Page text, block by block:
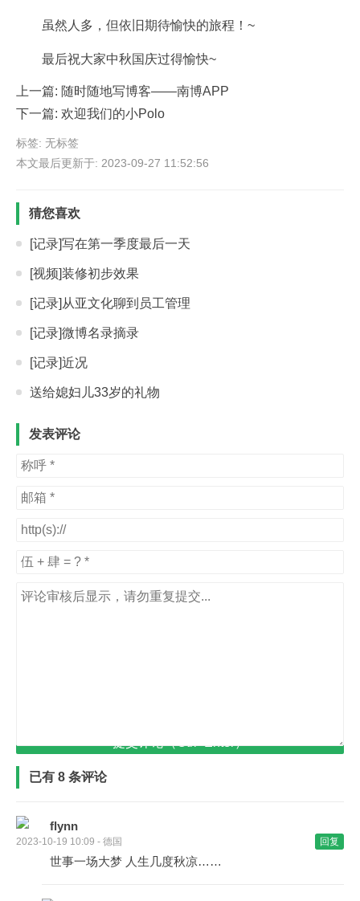
虽然人多，但依旧期待愉快的旅程！~
最后祝大家中秋国庆过得愉快~
上一篇: 随时随地写博客——南博APP
下一篇: 欢迎我们的小Polo
标签: 无标签
本文最后更新于: 2023-09-27 11:52:56
猜您喜欢
[记录]写在第一季度最后一天
[视频]装修初步效果
[记录]从亚文化聊到员工管理
[记录]微博名录摘录
[记录]近况
送给媳妇儿33岁的礼物
发表评论
已有 8 条评论
flynn
2023-10-19 10:09 - 德国 回复
世事一场大梦 人生几度秋凉……